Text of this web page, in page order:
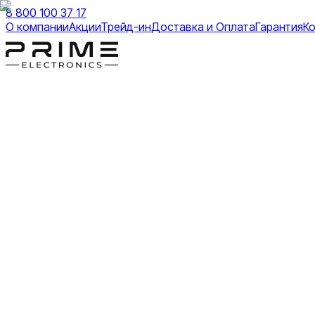
8 800 100 37 17
О компанииАкцииТрейд-инДоставка и ОплатаГарантия